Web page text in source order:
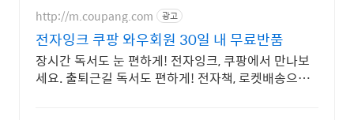
http://m.coupang.com 광고
전자잉크 쿠팡 와우회원 30일 내 무료반품
장시간 독서도 눈 편하게! 전자잉크, 쿠팡에서 만나보
세요. 출퇴근길 독서도 편하게! 전자책, 로켓배송으로